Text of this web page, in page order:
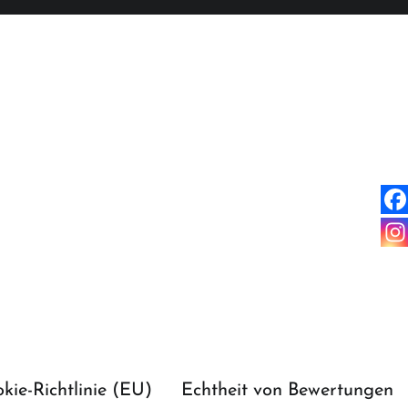
Richtlinie (EU) Echtheit von Bewertungen